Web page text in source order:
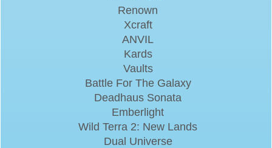
Renown
Xcraft
ANVIL
Kards
Vaults
Battle For The Galaxy
Deadhaus Sonata
Emberlight
Wild Terra 2: New Lands
Dual Universe